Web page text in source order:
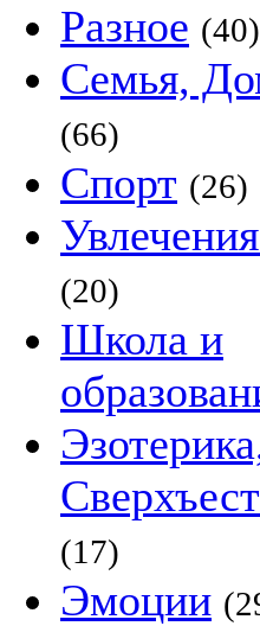
Разное (40)
Семья,
(66)
Спорт (26)
(20)
Школа и
(17)
Эмоции